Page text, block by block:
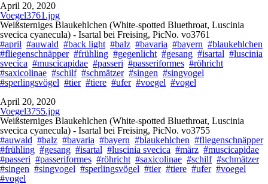
April 20, 2020
Voegel3761.jpg
Weißsterniges Blaukehlchen (White-spotted Bluethroat, Luscinia
svecica cyanecula) - Isartal bei Freising, PicNo. vo3761
#april #auwald #back light #balz #bavaria #bayern #blaukehlchen
#fliegenschnäpper #frühling #gegenlicht #gesang #isartal #luscinia
svecica #muscicapidae #passeri #passeriformes #röhricht
#saxicolinae #schilf #schmätzer #singen #singvogel
#sperlingsvögel #tier #tiere #ufer #voegel #vogel
April 20, 2020
Voegel3755.jpg
Weißsterniges Blaukehlchen (White-spotted Bluethroat, Luscinia
svecica cyanecula) - Isartal bei Freising, PicNo. vo3755
#auwald #balz #bavaria #bayern #blaukehlchen #fliegenschnäpper
#frühling #gesang #isartal #luscinia svecica #märz #muscicapidae
#passeri #passeriformes #röhricht #saxicolinae #schilf #schmätzer
#singen #singvogel #sperlingsvögel #tier #tiere #ufer #voegel
#vogel